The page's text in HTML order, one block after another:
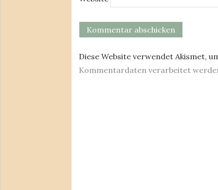
Diese Website verwendet Akismet,
Kommentardaten verarbeitet